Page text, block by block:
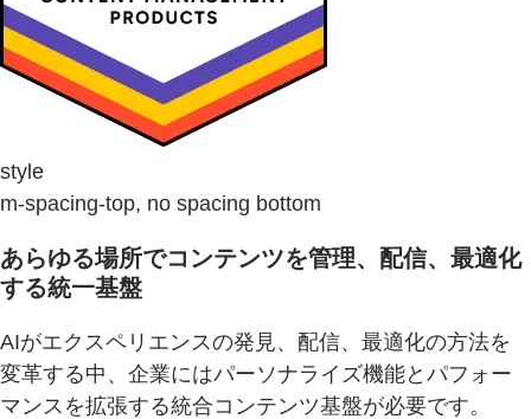
style
m-spacing-top, no spacing bottom
あらゆる場所でコンテンツを管理、配信、最適化
する統一基盤
AIがエクスペリエンスの発見、配信、最適化の方法を
変革する中、企業にはパーソナライズ機能とパフォー
マンスを拡張する統合コンテンツ基盤が必要です。